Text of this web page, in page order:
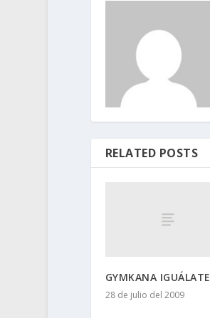
RELATED POSTS
GYMKANA IGUÁLATE
28 de julio del 2009